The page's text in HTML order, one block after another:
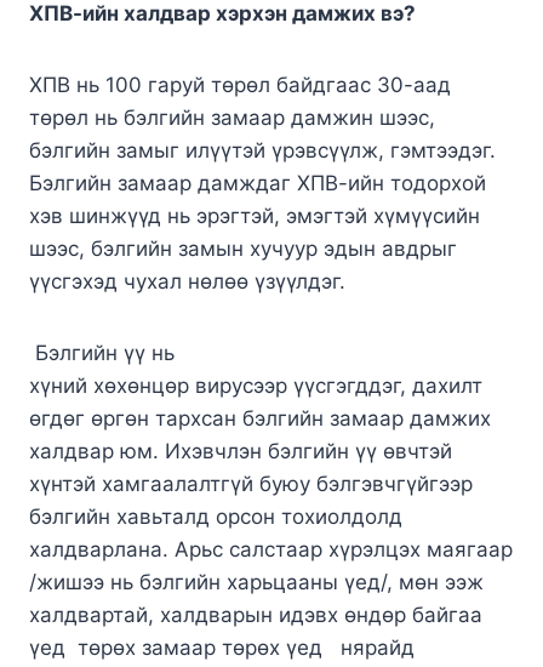
ХПВ-ийн халдвар хэрхэн дамжих вэ?
ХПВ нь 100 гаруй төрөл байдгаас 30-аад
төрөл нь бэлгийн замаар дамжин шээс,
бэлгийн замыг илүүтэй үрэвсүүлж, гэмтээдэг.
Бэлгийн замаар дамждаг ХПВ-ийн тодорхой
хэв шинжүүд нь эрэгтэй, эмэгтэй хүмүүсийн
шээс, бэлгийн замын хучуур эдын авдрыг
үүсгэхэд чухал нөлөө үзүүлдэг.
Бэлгийн үү нь
хүний хөхөнцөр вирусээр үүсгэгддэг, дахилт
өгдөг өргөн тархсан бэлгийн замаар дамжих
халдвар юм. Ихэвчлэн бэлгийн үү өвчтэй
хүнтэй хамгаалалтгүй буюу бэлгэвчгүйгээр
бэлгийн хавьталд орсон тохиолдолд
халдварлана. Арьс салстаар хүрэлцэх маягаар
/жишээ нь бэлгийн харьцааны үед/, мөн ээж
халдвартай, халдварын идэвх өндөр байгаа
үед төрөх замаар төрөх үед нярайд